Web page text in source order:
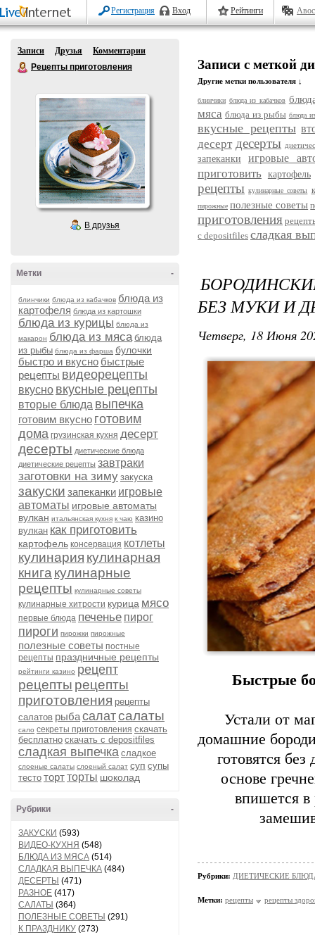
Регистрация Вход Рейтинги
Записи Друзья
Комментарии
Рецепты приготовления
В друзья
-
Метки
блинчики блюда из кабачков блюда из
картофеля блюда из картошки
блюда из курицы блюда из
макарон блюда из мяса блюда
из рыбы блюда из фарша булочки
быстро и вкусно быстрые
рецепты видеорецепты
вкусно вкусные рецепты
вторые блюда выпечка
готовим вкусно готовим
дома грузинская кухня десерт
десерты диетические блюда
диетические рецепты завтраки
заготовки на зиму закуска
закуски запеканки игровые
автоматы игровые автоматы
вулкан итальянская кухня к чаю казино
вулкан как приготовить
картофель консервация котлеты
кулинария кулинарная
книга кулинарные
рецепты кулинарные советы
кулинарные хитрости курица мясо
первые блюда печенье пирог
пироги пирожки пирожные
полезные советы постные
рецепты праздничные рецепты
рейтинги казино рецепт
рецепты рецепты
приготовления рецепты
салатов рыбасалатсалаты
сало секреты приготовления скачать
бесплатно скачать с depositfiles
сладкая выпечка сладкое
слоеные салаты слоеный салат суп супы
тесто тортторты шоколад
-
Рубрики
ЗАКУСКИ (593)
ВИДЕО-КУХНЯ (548)
БЛЮДА ИЗ МЯСА (514)
СЛАДКАЯ ВЫПЕЧКА (484)
ДЕСЕРТЫ (471)
РАЗНОЕ (417)
САЛАТЫ (364)
ПОЛЕЗНЫЕ СОВЕТЫ (291)
К ПРАЗДНИКУ (273)
Записи с меткой
Другие метки пользователя ↓
блинчики блюда из кабачков
мяса блюда из рыбы блюда
вкусные рецепты
десерт десерты
запеканки игровые
приготовить картофель
рецепты кулинарные советы
пирожные полезные советы
приготовления
с depositfiles сладкая
БЕЗ МУКИ И
Четверг, 18 Июня
Быстрые
Устали от
домашние
готовятся без
основе
впишется в
Рубрики: ДИЕТИЧЕСКИЕ
Метки: рецепты рецепты